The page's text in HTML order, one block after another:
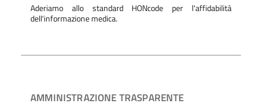
Aderiamo allo standard HONcode per l'affidabilità
dell'informazione medica.
AMMINISTRAZIONE TRASPARENTE